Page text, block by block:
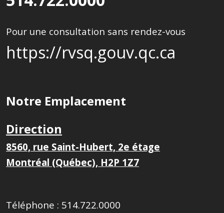
Pour une consultation sans rendez-vous
https://rvsq.gouv.qc.ca
Notre Emplacement
Direction
8560, rue Saint-Hubert, 2e étage
Montréal (Québec), H2P 1Z7
Téléphone : 514.722.0000